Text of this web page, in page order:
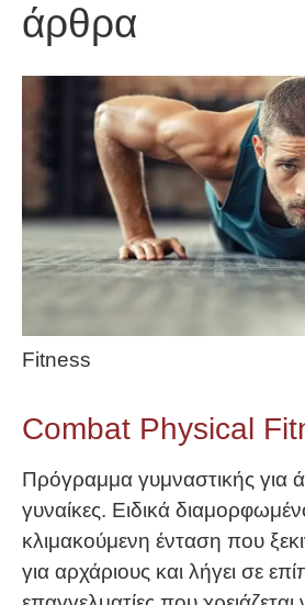
άρθρα
Fitness
Combat Physical
Πρόγραμμα γυμναστικής για
γυναίκες. Ειδικά
κλιμακούμενη ένταση που
για αρχάριους και λήγει σε